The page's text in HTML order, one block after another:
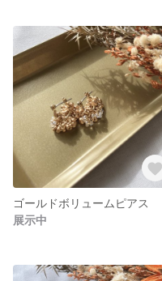
ゴールドボリュームピアス
展示中